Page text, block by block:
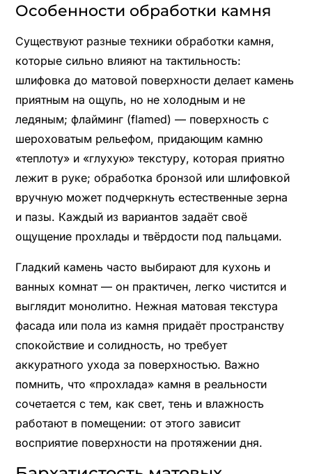
Особенности обработки камня
Существуют разные техники обработки камня,
которые сильно влияют на тактильность:
шлифовка до матовой поверхности делает камень
приятным на ощупь, но не холодным и не
ледяным; флайминг (flamed) — поверхность с
шероховатым рельефом, придающим камню
«теплоту» и «глухую» текстуру, которая приятно
лежит в руке; обработка бронзой или шлифовкой
вручную может подчеркнуть естественные зерна
и пазы. Каждый из вариантов задаёт своё
ощущение прохлады и твёрдости под пальцами.
Гладкий камень часто выбирают для кухонь и
ванных комнат — он практичен, легко чистится и
выглядит монолитно. Нежная матовая текстура
фасада или пола из камня придаёт пространству
спокойствие и солидность, но требует
аккуратного ухода за поверхностью. Важно
помнить, что «прохлада» камня в реальности
сочетается с тем, как свет, тень и влажность
работают в помещении: от этого зависит
восприятие поверхности на протяжении дня.